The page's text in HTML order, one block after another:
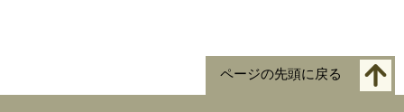
ページの先頭に戻る